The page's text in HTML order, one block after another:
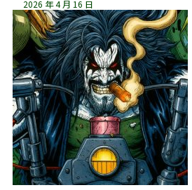
2026 年 4 月 16 日